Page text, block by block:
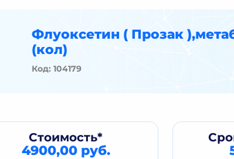
Флуоксетин ( Прозак
(кол)
Код: 104179
Стоимость*
4900,00 руб.